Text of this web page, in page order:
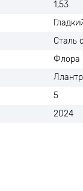
1,53
Сталь
Флора
5
2024